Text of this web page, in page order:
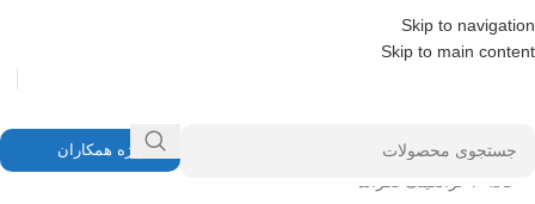
Skip to navigation
Skip to main content
ویژه همکاران